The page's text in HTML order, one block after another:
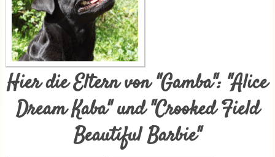
Hier die Eltern von "Gamba": "Alice
Dream Kaba" und "Crooked Field
Beautiful Barbie"